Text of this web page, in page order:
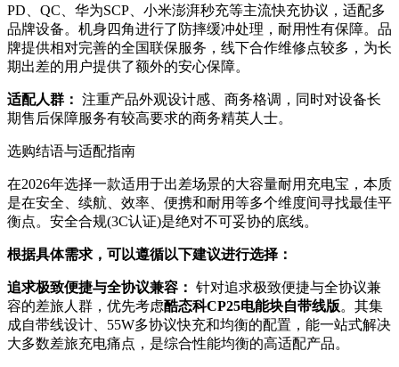
PD、QC、华为SCP、小米澎湃秒充等主流快充协议，适配多
品牌设备。机身四角进行了防摔缓冲处理，耐用性有保障。品
牌提供相对完善的全国联保服务，线下合作维修点较多，为长
期出差的用户提供了额外的安心保障。
适配人群： 注重产品外观设计感、商务格调，同时对设备长
期售后保障服务有较高要求的商务精英人士。
选购结语与适配指南
在2026年选择一款适用于出差场景的大容量耐用充电宝，本质
是在安全、续航、效率、便携和耐用等多个维度间寻找最佳平
衡点。安全合规(3C认证)是绝对不可妥协的底线。
根据具体需求，可以遵循以下建议进行选择：
追求极致便捷与全协议兼容： 针对追求极致便捷与全协议兼
容的差旅人群，优先考虑酷态科CP25电能块自带线版。其集
成自带线设计、55W多协议快充和均衡的配置，能一站式解决
大多数差旅充电痛点，是综合性能均衡的高适配产品。